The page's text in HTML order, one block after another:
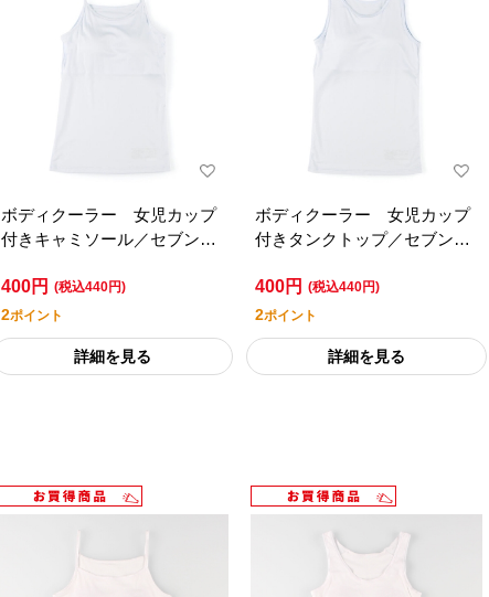
ボディクーラー 女児カップ
付きキャミソール／セブンプ
400円 (税込440円)
2ポイント
詳細を見る
ボディクーラー 女児カップ
付きタンクトップ／セブンプ
400円 (税込440円)
2ポイント
詳細を見る